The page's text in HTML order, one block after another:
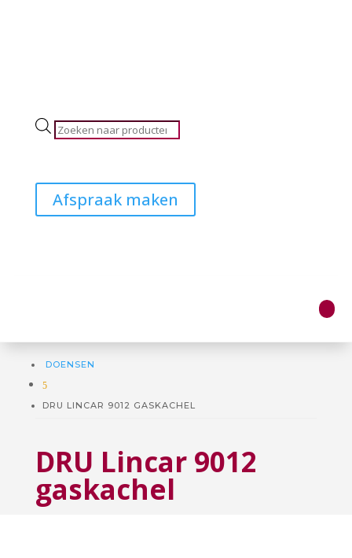
Producten
Afspraak maken
DOENSEN
5
DRU LINCAR 9012 GASKACHEL
DRU Lincar 9012
gaskachel